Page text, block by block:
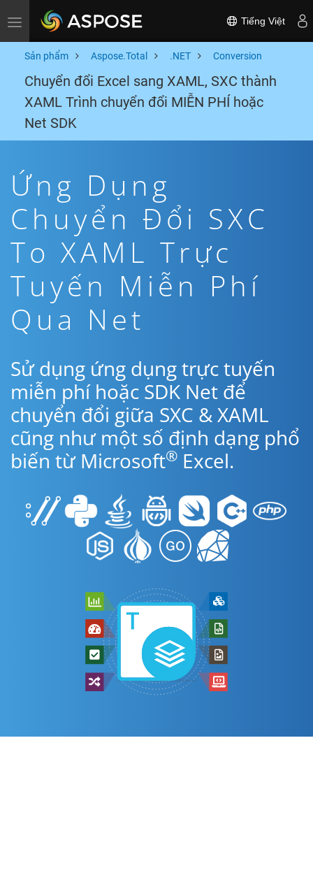
Toggle navigation Tiếng Việt
Sản phẩm Aspose.Total .NET Conversion
Chuyển đổi Excel sang XAML, SXC thành
XAML Trình chuyển đổi MIỄN PHÍ hoặc
Net SDK
Ứng Dụng
Chuyển Đổi SXC
To XAML Trực
Tuyến Miễn Phí
Qua Net
Sử dụng ứng dụng trực tuyến
miễn phí hoặc SDK Net để
chuyển đổi giữa SXC & XAML
cũng như một số định dạng phổ
biến từ Microsoft® Excel.